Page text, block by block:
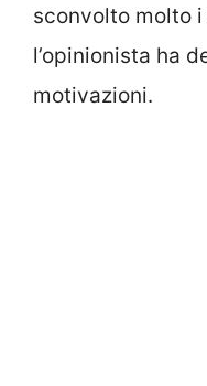
sconvolto molto
l’opinionista ha
motivazioni.